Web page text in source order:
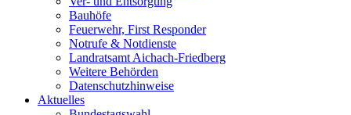
Bauhöfe
Feuerwehr, First Responder
Notrufe & Notdienste
Landratsamt Aichach-Friedberg
Weitere Behörden
Datenschutzhinweise
Aktuelles